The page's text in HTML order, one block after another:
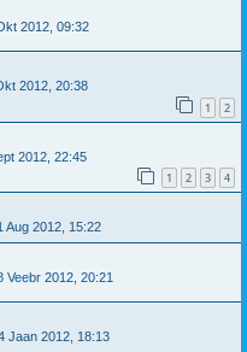
2012, 09:32
2012, 20:38
1 2
2012, 22:45
1 2 3 4
Aug 2012, 15:22
Veebr 2012, 20:21
Jaan 2012, 18:13